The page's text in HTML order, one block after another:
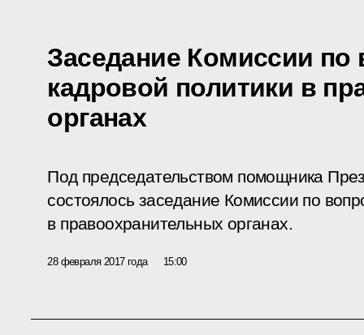
Заседание Комиссии по
кадровой политики в
органах
Под председательством помощника
состоялось заседание Комиссии по
в правоохранительных органах.
28 февраля 2017 года 15:00